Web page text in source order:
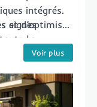
signes
intégrés.
et d’optimiser
la
Voir plus